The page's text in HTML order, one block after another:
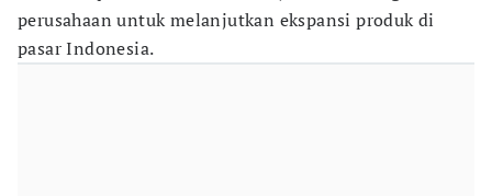
perusahaan untuk melanjutkan ekspansi produk di
pasar Indonesia.